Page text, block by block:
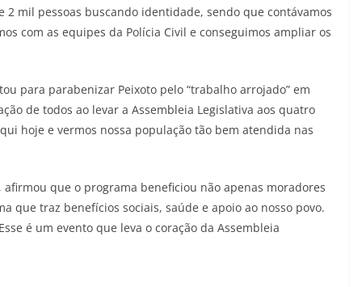
mil pessoas buscando identidade, sendo que contávamos
com as equipes da Polícia Civil e conseguimos ampliar os
para parabenizar Peixoto pelo “trabalho arrojado” em
de todos ao levar a Assembleia Legislativa aos quatro
hoje e vermos nossa população tão bem atendida nas
que o programa beneficiou não apenas moradores
que traz benefícios sociais, saúde e apoio ao nosso povo.
é um evento que leva o coração da Assembleia